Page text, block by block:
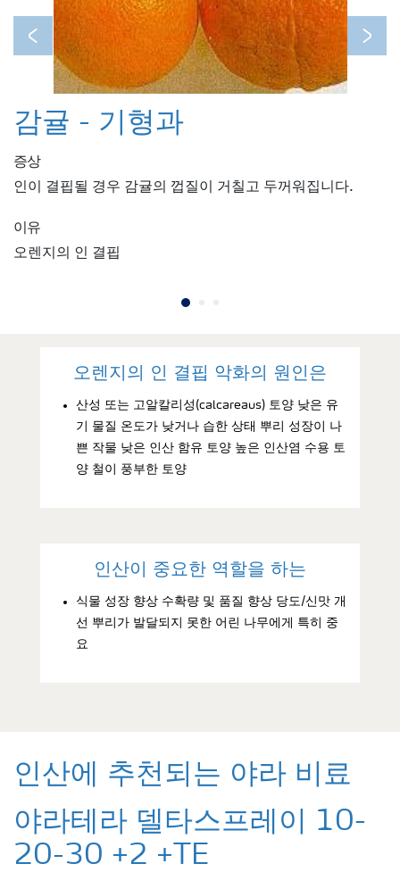
Previous Next
감귤 - 기형과
증상
인이 결핍될 경우 감귤의 껍질이 거칠고 두꺼워집니다.
이유
오렌지의 인 결핍
오렌지의 인 결핍 악화의 원인은
산성 또는 고알칼리성(calcareaus) 토양 낮은 유
기 물질 온도가 낮거나 습한 상태 뿌리 성장이 나
쁜 작물 낮은 인산 함유 토양 높은 인산염 수용 토
양 철이 풍부한 토양
인산이 중요한 역할을 하는
식물 성장 향상 수확량 및 품질 향상 당도/신맛 개
선 뿌리가 발달되지 못한 어린 나무에게 특히 중
요
인산에 추천되는 야라 비료
야라테라 델타스프레이 10-
20-30 +2 +TE